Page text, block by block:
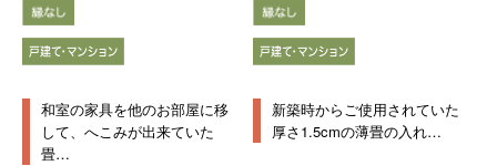
和室の家具を他のお部屋に移
して、へこみが出来ていた
畳…
新築時からご使用されていた
厚さ1.5cmの薄畳の入れ…